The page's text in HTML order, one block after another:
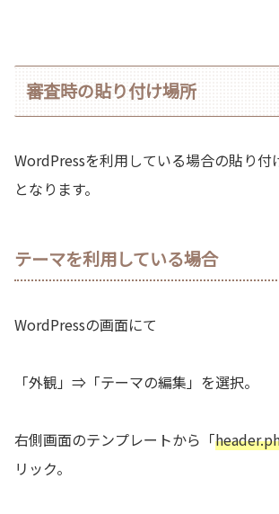
審査時の貼り付け場所
WordPressを利用している場合の貼り付
となります。
テーマを利用している場合
WordPressの画面にて
「外観」⇒「テーマの編集」を選択。
右側画面のテンプレートから「
リック。